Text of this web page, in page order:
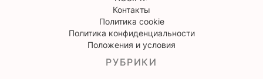
Контакты
Политика cookie
Политика конфиденциальности
Положения и условия
РУБРИКИ